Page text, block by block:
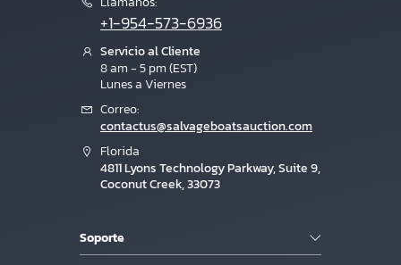
+1-954-573-6936
Servicio al Cliente
8 am - 5 pm (EST)
Lunes a Viernes
Correo:
contactus@salvageboatsauction.com
Florida
4811 Lyons Technology Parkway, Suite 9,
Coconut Creek, 33073
Soporte